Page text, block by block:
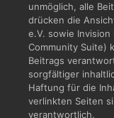
unmöglich, alle
drücken die
e.V. sowie Invision
Community Suite)
Beitrags
sorgfältiger
Haftung für die
verlinkten Seiten
verantwortlich.